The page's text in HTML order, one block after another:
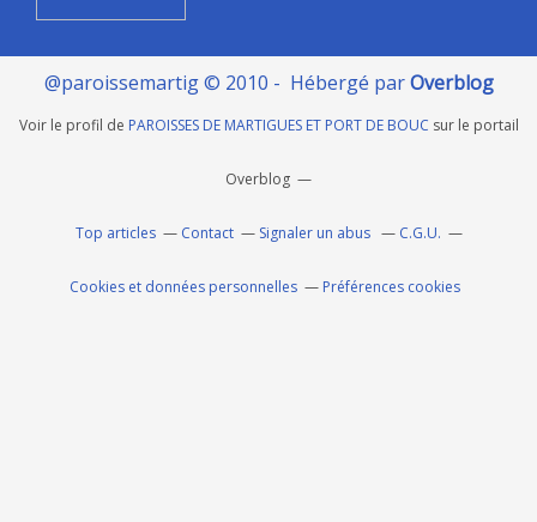
@paroissemartig © 2010 - Hébergé parOverblog
Voir le profil de PAROISSES DE MARTIGUES ET PORT DE BOUC sur le portail
Overblog
Top articles Contact Signaler un abus C.G.U.
Cookies et données personnelles Préférences cookies